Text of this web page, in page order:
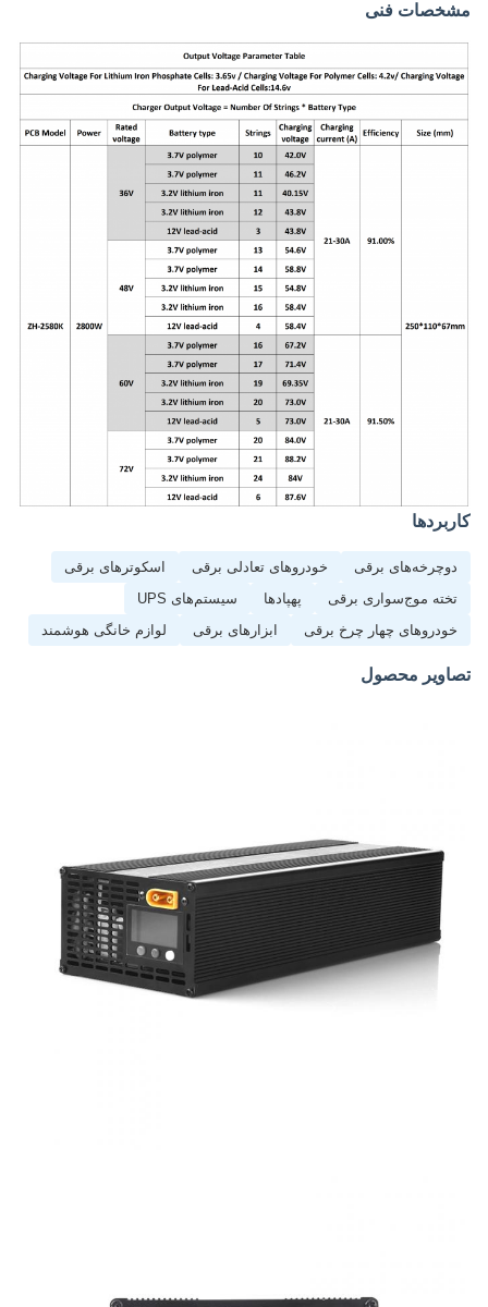
مشخصات فنی
کاربردها
دوچرخه‌های برقی خودروهای تعادلی برقی
اسکوترهای برقی
تخته موج‌سواری برقی
پهپادها
سیستم‌های UPS
خودروهای چهار چرخ برقی
ابزارهای برقی لوازم خانگی هوشمند
تصاویر محصول